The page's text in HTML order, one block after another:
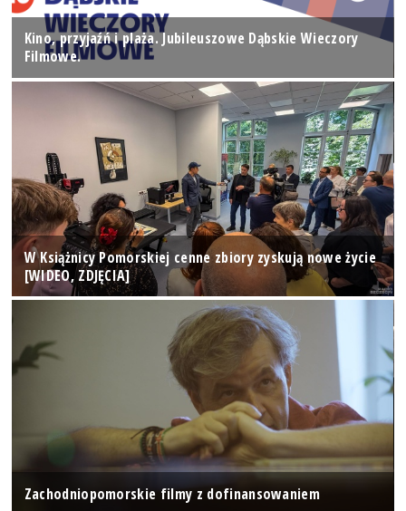
Kino, przyjaźń i plaża. Jubileuszowe Dąbskie Wieczory
Filmowe.
W Książnicy Pomorskiej cenne zbiory zyskują nowe życie
[WIDEO, ZDJĘCIA]
Zachodniopomorskie filmy z dofinansowaniem